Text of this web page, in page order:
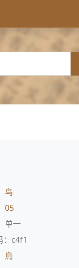
鸟
05
单一
：c4f1
鳥